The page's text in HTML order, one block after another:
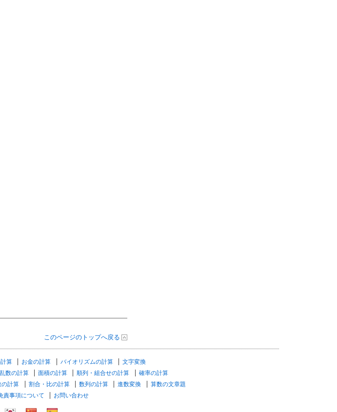
このページのトップへ戻る
算 お金の計算 バイオリズムの計算
文字変換
乱数の計算 面積の計算 順列・組合せの計算
確率の計算
の計算 割合・比の計算 数列の計算 進数変換
算数の文章題
責事項について お問い合わせ